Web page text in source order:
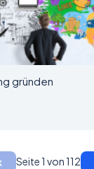
gründen
Seite 1 von 112